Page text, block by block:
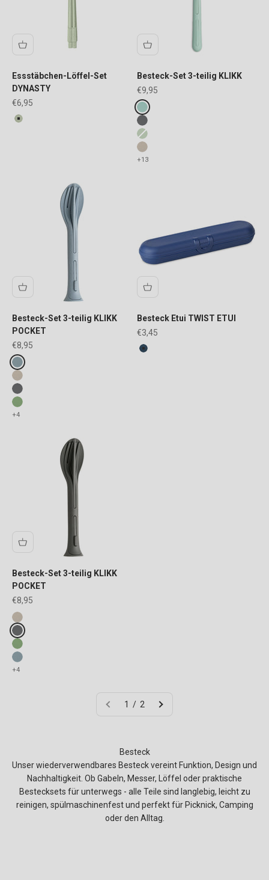
Essstäbchen-Löffel-Set
DYNASTY
Angebot
€6,95
FARBE
organic green
Besteck-Set 3-teilig KLIKK
Angebot
€9,95
Fake colours
sweet green
nature ash grey
nature leaf green
nature desert sand
+13
Besteck-Set 3-teilig KLIKK
POCKET
Angebot
€8,95
Fake colours
nature flower blue
nature desert sand
nature ash grey
nature leaf green
+4
Besteck Etui TWIST ETUI
Angebot
€3,45
FARBE
nature shadow blue
Besteck-Set 3-teilig KLIKK
POCKET
Angebot
€8,95
Fake colours
nature desert sand
nature ash grey
nature leaf green
nature flower blue
+4
1 / 2
Besteck
Unser wiederverwendbares Besteck vereint Funktion, Design und
Nachhaltigkeit. Ob Gabeln, Messer, Löffel oder praktische
Bestecksets für unterwegs - alle Teile sind langlebig, leicht zu
reinigen, spülmaschinenfest und perfekt für Picknick, Camping
oder den Alltag.